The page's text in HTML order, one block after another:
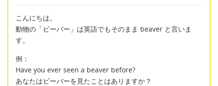
こんにちは。
動物の「ビーバー」は英語でもそのまま beaver と言いま
す。
例：
Have you ever seen a beaver before?
あなたはビーバーを見たことはありますか？